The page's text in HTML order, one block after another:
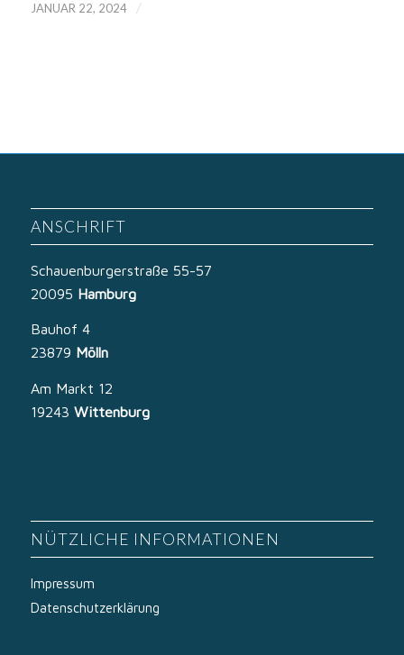
JANUAR 22, 2024 /
ANSCHRIFT
Schauenburgerstraße 55-57
20095 Hamburg
Bauhof 4
23879 Mölln
Am Markt 12
19243 Wittenburg
NÜTZLICHE INFORMATIONEN
Impressum
Datenschutzerklärung